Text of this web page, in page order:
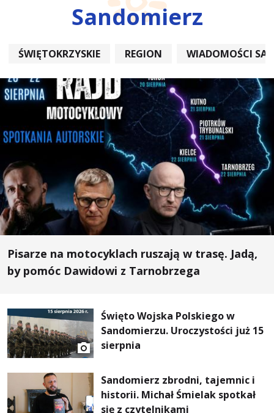
Sandomierz
ŚWIĘTOKRZYSKIE REGION WIADOMOŚCI
Pisarze na motocyklach ruszają w trasę. Jadą,
by pomóc Dawidowi z Tarnobrzega
Święto Wojska Polskiego w
Sandomierzu. Uroczystości już 15
sierpnia
Sandomierz zbrodni, tajemnic i
historii. Michał Śmielak spotkał
się z czytelnikami